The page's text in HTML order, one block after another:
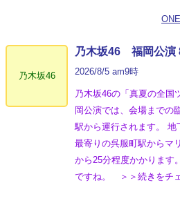
乃木坂46
乃木坂46 福岡公演
2026/8/5 am9時
乃木坂46の「真夏の全国
岡公演では、会場までの
駅から運行されます。
最寄りの呉服町駅からマ
から25分程度かかります
ですね。 ＞＞続きをチ